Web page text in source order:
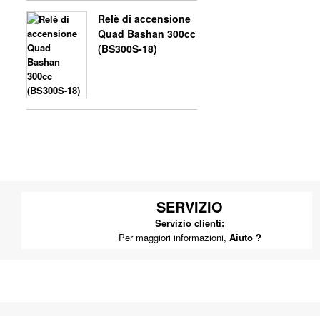
Relè di accensione
Quad Bashan 300cc
(BS300S-18)
SERVIZIO
Servizio clienti:
Per maggiori informazioni, Aiuto ?